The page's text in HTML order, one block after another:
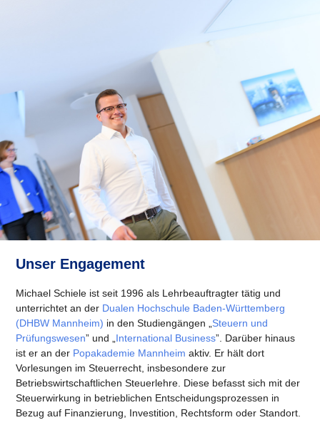
Unser Engagement
Michael Schiele ist seit 1996 als Lehrbeauftragter tätig und
unterrichtet an der Dualen Hochschule Baden-Württemberg
(DHBW Mannheim) in den Studiengängen „Steuern und
Prüfungswesen” und „International Business”. Darüber hinaus
ist er an der Popakademie Mannheim aktiv. Er hält dort
Vorlesungen im Steuerrecht, insbesondere zur
Betriebswirtschaftlichen Steuerlehre. Diese befasst sich mit der
Steuerwirkung in betrieblichen Entscheidungsprozessen in
Bezug auf Finanzierung, Investition, Rechtsform oder Standort.